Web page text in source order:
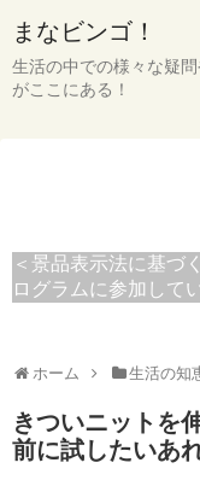
まなビンゴ！
生活の中での様々な疑
がここにある！
＜景品表示法に基づ
ログラムに参加して
ホーム 生活の知
きついニットを
前に試したいあ